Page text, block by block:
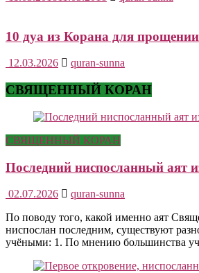
10 дуа из Корана для прощении
12.03.2026 quran-sunna
СВЯЩЕННЫЙ КОРАН
СВЯЩЕННЫЙ КОРАН
Последний ниспосланный аят
02.07.2026
quran-sunna
По поводу того, какой именно аят
ниспослан последним, существуют
учёными: 1. По мнению большинства